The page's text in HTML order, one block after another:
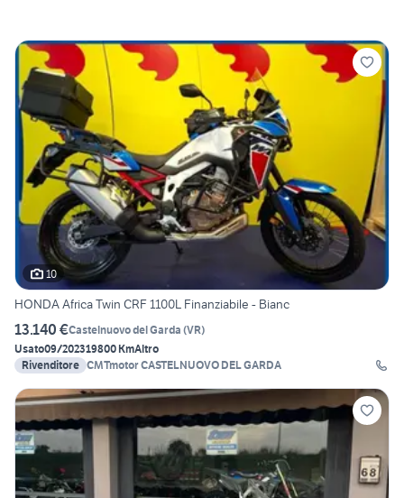
10
HONDA Africa Twin CRF 1100L Finanziabile - Bianc
13.140 €Castelnuovo del Garda (VR)
Usato09/202319800 KmAltro
Rivenditore CMTmotor CASTELNUOVO DEL GARDA